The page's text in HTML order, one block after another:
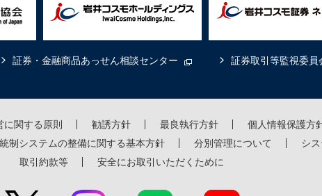
証券・金融商品あっせん相談センター 証券取引等監視委員
関する原則 勧誘方針 最良執行方針 個人情報保護方
制システムの整備に関する基本方針 分別管理について シ
取引約款等
安全にお取引いただくために